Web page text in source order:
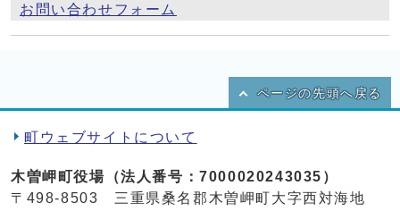
お問い合わせフォーム
ページの先頭へ戻る
町ウェブサイトについて
木曽岬町役場（法人番号：7000020243035）
〒498-8503 三重県桑名郡木曽岬町大字西対海地